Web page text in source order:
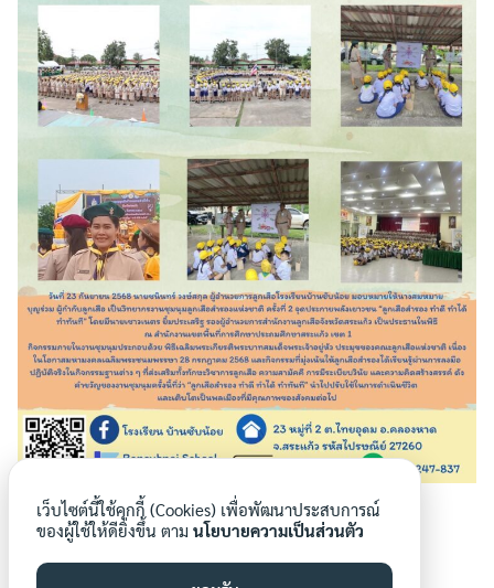
O15 ข้อมูลเชิงสถิติการให้บริการ
O16 รายงานผลการสำรวจความพึงพอใจการ
ให้บริการ
O17 E-Service
O18 แผนการใช้จ่ายงบประมาณประจำปี
O19 รายงานการกำกับติดตามการใช้จ่ายงบ
ประมาณประจำปี รอบ 6 เดือน
O2 ข้อมูลผู้บริหาร
O20 รายงานผลการใช้จ่ายงบประมาณประจำ
ปี
พัสดุ
O22 ประกาศต่างๆเกี่ยวกับการจัดซื้อจัดจ้าง
Search
for:
Search
เว็บไซต์นี้ใช้คุกกี้ (Cookies) เพื่อพัฒนาประสบการณ์
ของผู้ใช้ให้ดียิ่งขึ้น ตาม นโยบายความเป็นส่วนตัว